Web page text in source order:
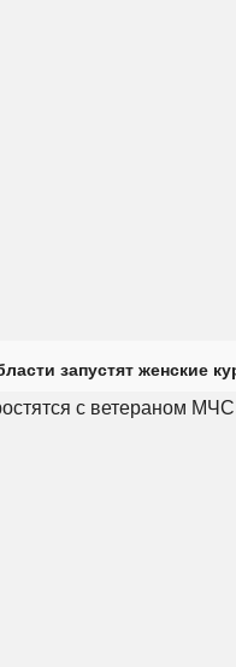
запустят женские